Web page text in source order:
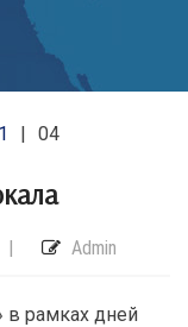
04
| Admin
в рамках дней